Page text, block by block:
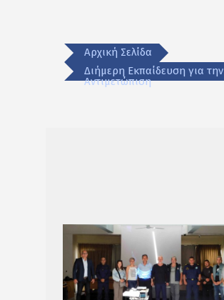
Αρχική Σελίδα
Διήμερη Εκπαίδευση για την
Αντιμετώπιση